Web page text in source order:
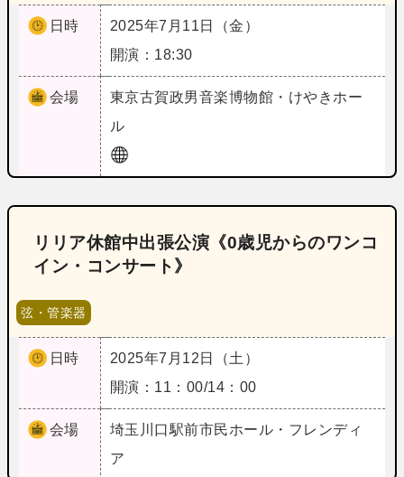
日時
2025年7月11日（金）
開演：18:30
会場 東京古賀政男音楽博物館・けやきホー
ル
リリア休館中出張公演《0歳児からのワンコ
イン・コンサート》
弦・管楽器
日時
2025年7月12日（土）
開演：11：00/14：00
会場 埼玉 川口駅前市民ホール・フレンディ
ア